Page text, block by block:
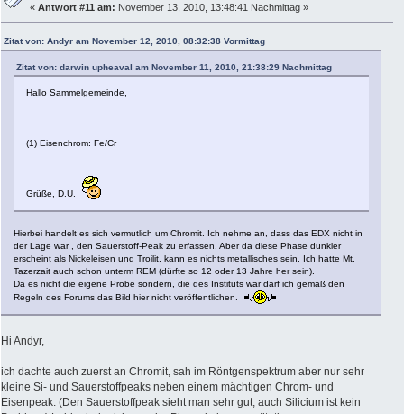
«Antwort #11 am: November 13, 2010, 13:48:41 Nachmittag »
Zitat von: Andyr am November 12, 2010, 08:32:38 Vormittag
Zitat von: darwin upheaval am November 11, 2010, 21:38:29 Nachmittag
Hallo Sammelgemeinde,
(1) Eisenchrom: Fe/Cr
Grüße, D.U.
Hierbei handelt es sich vermutlich um Chromit. Ich nehme an, dass das EDX nicht in
der Lage war , den Sauerstoff-Peak zu erfassen. Aber da diese Phase dunkler
erscheint als Nickeleisen und Troilit, kann es nichts metallisches sein. Ich hatte Mt.
Tazerzait auch schon unterm REM (dürfte so 12 oder 13 Jahre her sein).
Da es nicht die eigene Probe sondern, die des Instituts war darf ich gemäß den
Regeln des Forums das Bild hier nicht veröffentlichen.
Hi Andyr,
ich dachte auch zuerst an Chromit, sah im Röntgenspektrum aber nur sehr
kleine Si- und Sauerstoffpeaks neben einem mächtigen Chrom- und
Eisenpeak. (Den Sauerstoffpeak sieht man sehr gut, auch Silicium ist kein